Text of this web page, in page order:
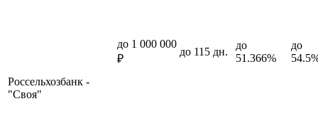
Россельхозбанк -
"Своя"
до 1 000 000
₽
до 115 дн.
до
51.366%
до